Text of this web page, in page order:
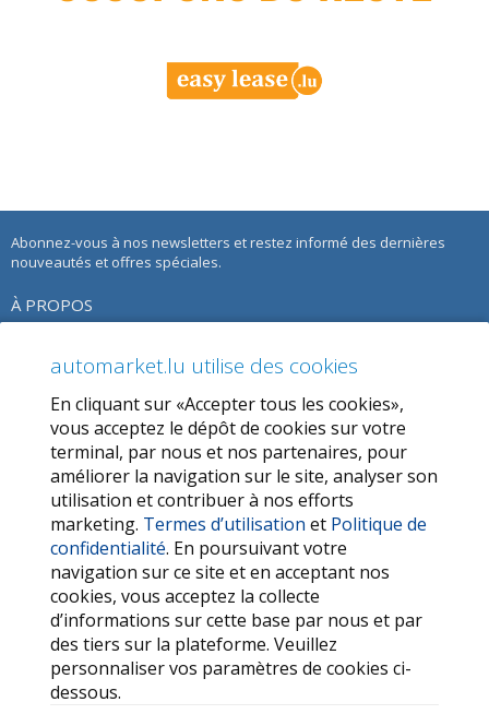
automarket.lu utilise des cookies
En cliquant sur «Accepter tous les cookies»,
vous acceptez le dépôt de cookies sur votre
terminal, par nous et nos partenaires, pour
améliorer la navigation sur le site, analyser son
utilisation et contribuer à nos efforts
marketing. Termes d’utilisation et Politique de
confidentialité. En poursuivant votre
navigation sur ce site et en acceptant nos
cookies, vous acceptez la collecte
d’informations sur cette base par nous et par
des tiers sur la plateforme. Veuillez
personnaliser vos paramètres de cookies ci-
dessous.
Abonnez-vous à nos newsletters et restez informé des dernières
nouveautés et offres spéciales.
À PROPOS
Termes d’utilisation
Politique de confidentialité
SERVICES
Contactez-nous
Mes favoris
Cookie